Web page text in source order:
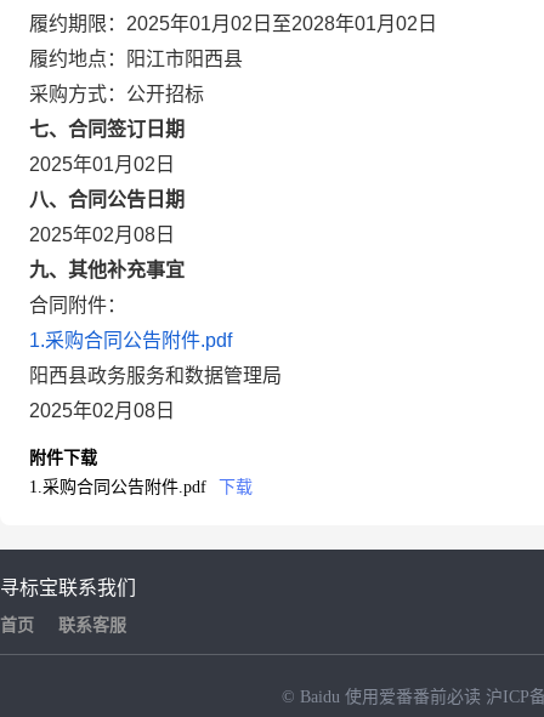
履约期限：2025年01月02日至2028年01月02日
履约地点：阳江市阳西县
采购方式：公开招标
七、合同签订日期
2025年01月02日
八、合同公告日期
2025年02月08日
九、其他补充事宜
合同附件：
1.采购合同公告附件.pdf
阳西县政务服务和数据管理局
2025年02月08日
附件下载
1.采购合同公告附件.pdf
下载
寻标宝
首页
联系我们
联系客服
© Baidu 使用爱番番前必读 沪ICP